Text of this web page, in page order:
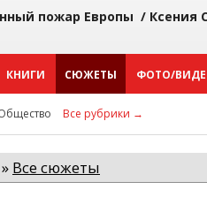
пожар Европы / Ксения
КНИГИ СЮЖЕТЫ ФОТО/
Все рубрики →
» Все сюжеты